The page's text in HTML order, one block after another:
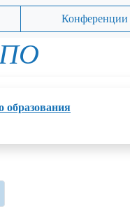
Конференции
образования